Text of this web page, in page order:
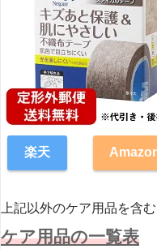
楽天
上記以外のケア用品を含む
ケア用品の一覧表